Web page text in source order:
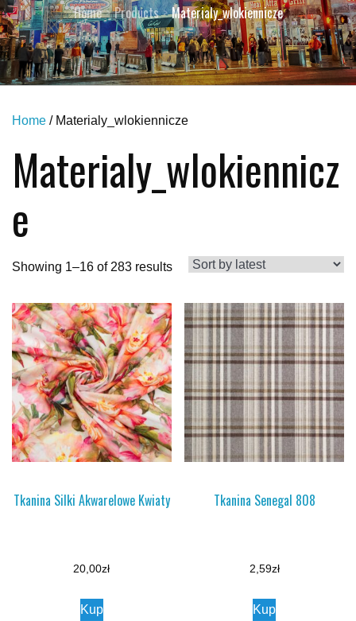
Home Products Materialy_wlokiennicze
Home / Materialy_wlokiennicze
Materialy_wlokiennicz
e
Showing 1–16 of 283 results
Tkanina Silki Akwarelowe Kwiaty
20,00zł
Kup
Tkanina Senegal 808
2,59zł
Kup